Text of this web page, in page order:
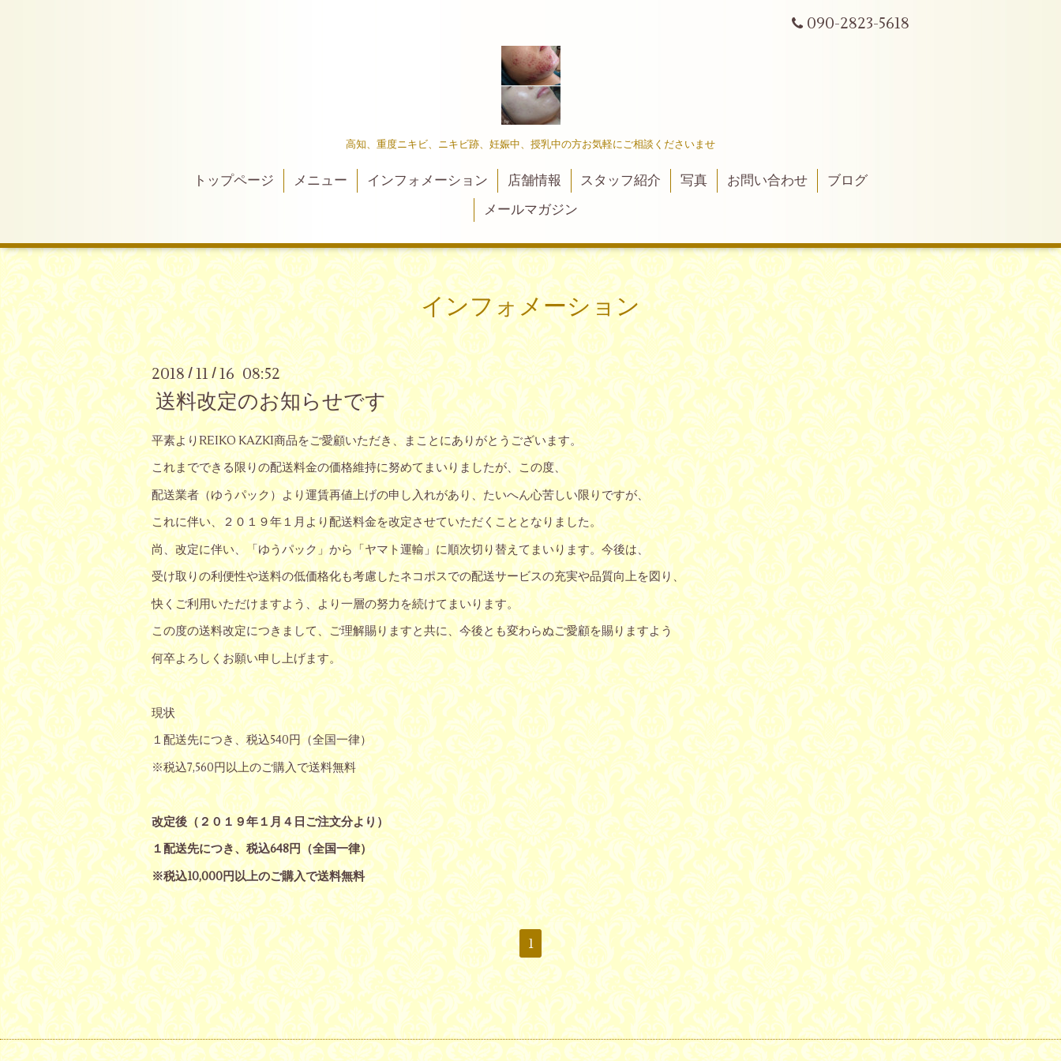
090-2823-5618
高知、重度ニキビ、ニキビ跡、妊娠中、授乳中の方お気軽にご相談くださいませ
トップページ メニュー インフォメーション 店舗情報 スタッフ紹介 写真 お問い合わせ
ブログ
メールマガジン
インフォメーション
2018/11/16 08:52
送料改定のお知らせです
平素よりREIKO KAZKI商品をご愛顧いただき、まことにありがとうございます。
これまでできる限りの配送料金の価格維持に努めてまいりましたが、この度、
配送業者（ゆうパック）より運賃再値上げの申し入れがあり、たいへん心苦しい限りですが、
これに伴い、２０１９年１月より配送料金を改定させていただくこととなりました。
尚、改定に伴い、「ゆうパック」から「ヤマト運輸」に順次切り替えてまいります。今後は、
受け取りの利便性や送料の低価格化も考慮したネコポスでの配送サービスの充実や品質向上を図り、
快くご利用いただけますよう、より一層の努力を続けてまいります。
この度の送料改定につきまして、ご理解賜りますと共に、今後とも変わらぬご愛顧を賜りますよう
何卒よろしくお願い申し上げます。
現状
１配送先につき、税込540円（全国一律）
※税込7,560円以上のご購入で送料無料
改定後（２０１９年１月４日ご注文分より）
１配送先につき、税込648円（全国一律）
※税込10,000円以上のご購入で送料無料
1